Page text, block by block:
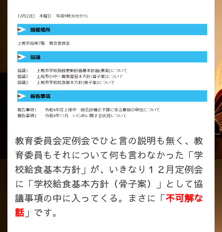
教育委員会定例会でひと言の説明も無く、教
育委員もそれについて何も言わなかった「学
校給食基本方針」が、いきなり１２月定例会
に「学校給食基本方針（骨子案）」として協
議事項の中に入ってくる。まさに「不可解な
話 」です。